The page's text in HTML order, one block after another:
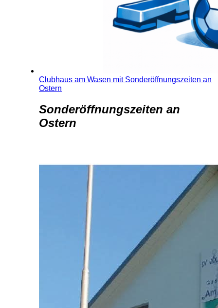
Clubhaus am Wasen mit Sonderöffnungszeiten an
Ostern
Sonderöffnungszeiten an
Ostern